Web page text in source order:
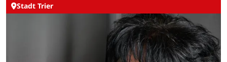
Stadt Trier